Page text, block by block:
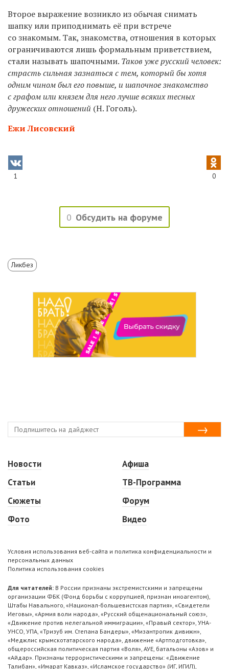
Второе выражение возникло из обычая снимать
шапку или приподнимать её при встрече
со знакомым. Так, знакомства, отношения в которых
ограничиваются лишь формальным приветствием,
стали называть шапочными. Таков уже русский человек:
страсть сильная зазнаться с тем, который бы хотя
одним чином был его повыше, и шапочное знакомство
с графом или князем для него лучше всяких тесных
дружеских отношений (Н. Гоголь).
Ежи Лисовский
1 0
0 Обсудить на форуме
Ликбез
Новости
Статьи
Сюжеты
Фото
Афиша
ТВ-Программа
Форум
Видео
Условия использования веб-сайта и политика конфиденциальности и
персональных данных
Политика использования cookies
Для читателей: В России признаны экстремистскими и запрещены
организации ФБК (Фонд борьбы с коррупцией, признан иноагентом),
Штабы Навального, «Национал-большевистская партия», «Свидетели
Иеговы», «Армия воли народа», «Русский общенациональный союз»,
«Движение против нелегальной иммиграции», «Правый сектор», УНА-
УНСО, УПА, «Тризуб им. Степана Бандеры», «Мизантропик дивижн»,
«Меджлис крымскотатарского народа», движение «Артподготовка»,
общероссийская политическая партия «Воля», АУЕ, батальоны «Азов» и
«Айдар». Признаны террористическими и запрещены: «Движение
Талибан», «Имарат Кавказ», «Исламское государство» (ИГ, ИГИЛ),